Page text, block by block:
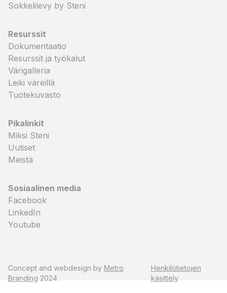
Sokkelilevy by Steni
Resurssit
Dokumentaatio
Resurssit ja työkalut
Värigalleria
Leiki väreillä
Tuotekuvasto
Pikalinkit
Miksi Steni
Uutiset
Meistä
Sosiaalinen media
Facebook
LinkedIn
Youtube
Concept and webdesign by Metro
Branding 2024
Henkilötietojen
käsittely